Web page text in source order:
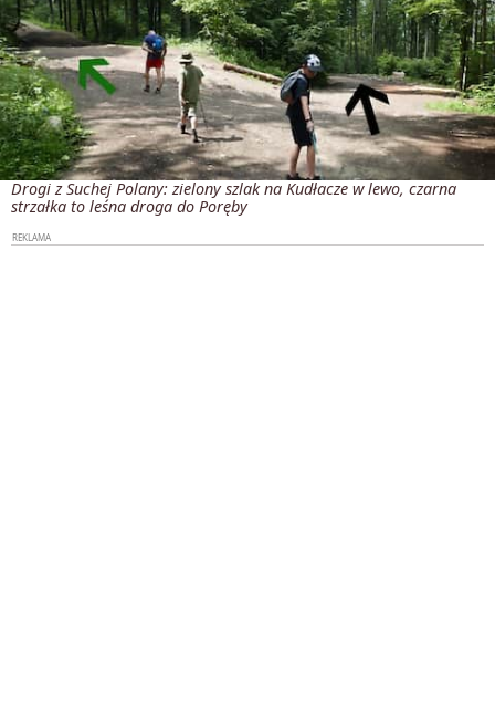
Drogi z Suchej Polany: zielony szlak na Kudłacze w lewo, czarna
strzałka to leśna droga do Poręby